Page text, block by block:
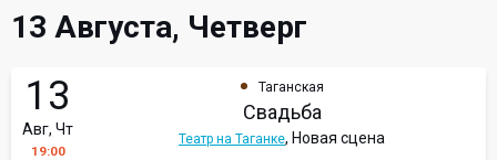
13 Августа, Четверг
13
Авг, Чт
19:00
Таганская
Свадьба
Театр на Таганке, Новая сцена